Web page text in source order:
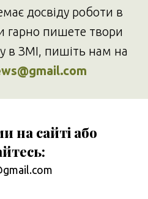
досвіду роботи в
гарно пишете твори
в ЗМІ, пишіть нам на
на сайті або